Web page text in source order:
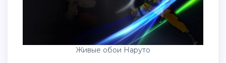
Живые обои Наруто